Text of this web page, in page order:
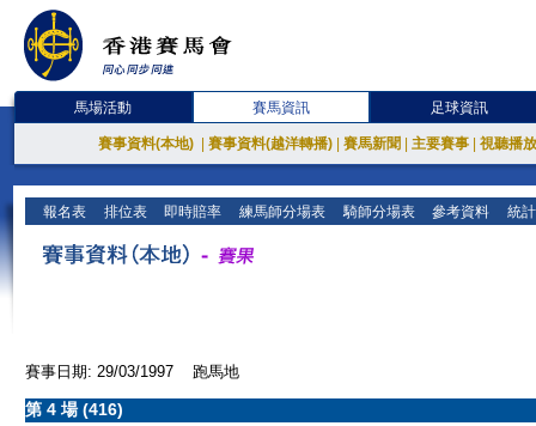
馬場活動 賽馬資訊 足球資訊
賽事資料(本地) 賽事資料(越洋轉播) 賽馬新聞 主要賽事 視聽播
報名表 排位表 即時賠率 練馬師分場表 騎師分場表 參考資料 統
賽事日期: 29/03/1997 跑馬地
第 4 場 (416)